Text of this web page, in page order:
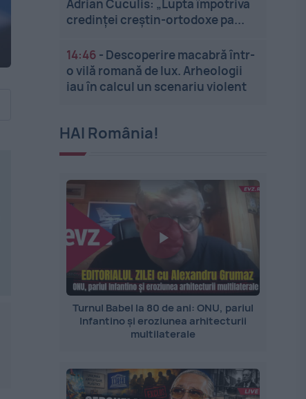
Adrian Cuculis: „Lupta împotriva
credinței creștin-ortodoxe pa...
14:46 - Descoperire macabră într-
o vilă romană de lux. Arheologii
iau în calcul un scenariu violent
HAI România!
Turnul Babel la 80 de ani: ONU, pariul
Infantino și eroziunea arhitecturii
multilaterale